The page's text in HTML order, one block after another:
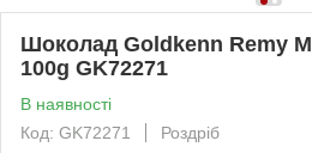
Шоколад Goldkenn Remy
100g GK72271
В наявності
Код: GK72271
Роздріб